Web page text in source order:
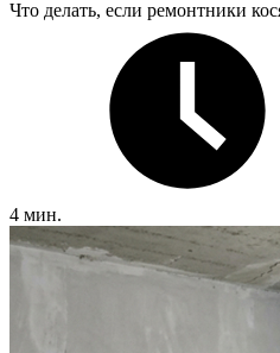
Что делать, если ремонтники
4 мин.